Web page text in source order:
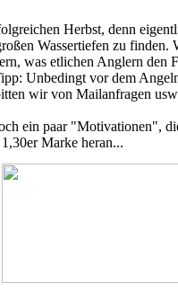
Herbst, denn
Wassertiefen zu
was etlichen Anglern den
Unbedingt vor dem
wir von Mailanfragen
ein paar "Motivationen",
Marke heran...